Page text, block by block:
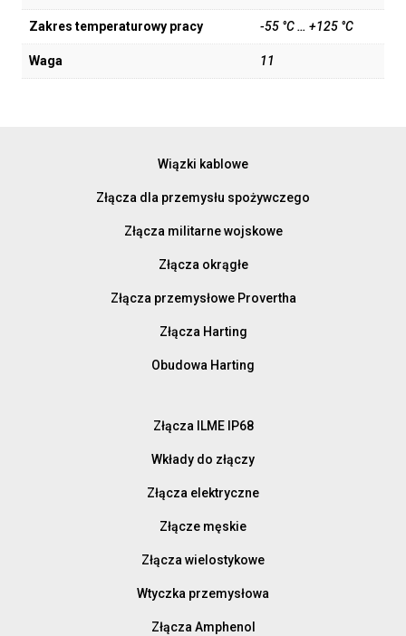
Zakres temperaturowy pracy -55 °C … +125 °C
Waga 11
Wiązki kablowe
Złącza dla przemysłu spożywczego
Złącza militarne wojskowe
Złącza okrągłe
Złącza przemysłowe Provertha
Złącza Harting
Obudowa Harting
Złącza ILME IP68
Wkłady do złączy
Złącza elektryczne
Złącze męskie
Złącza wielostykowe
Wtyczka przemysłowa
Złącza Amphenol